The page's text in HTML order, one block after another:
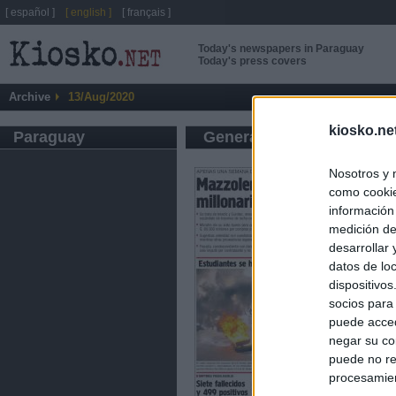
Nosotros y
como
medición
desarrollar
datos de
socios
puede
negar su
puede no
Today's newspapers in Paraguay
Today's press covers
Archive 13/Aug/2020
Paraguay General press
[ español ] [ english ] [ français ]